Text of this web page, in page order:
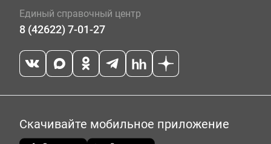
Единый справочный центр
8 (42622) 7-01-27
Скачивайте мобильное приложение